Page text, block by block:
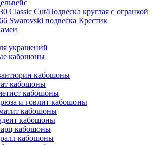
Classic Cut/Подвеска круглая с огранкой
Swarovski подвеска Крестик
украшений
кабошоны
кабошоны
кабошоны
кабошоны
и говлит кабошоны
кабошоны
кабошоны
кабошоны
кабошоны